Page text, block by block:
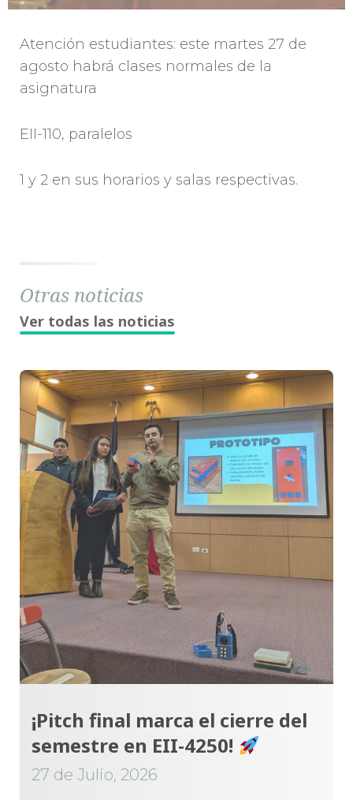
Atención estudiantes: este martes 27 de
agosto habrá clases normales de la
asignatura
EII-110, paralelos
1 y 2 en sus horarios y salas respectivas.
Otras noticias
Ver todas las noticias
¡Pitch final marca el cierre del
semestre en EII-4250!
27 de Julio, 2026